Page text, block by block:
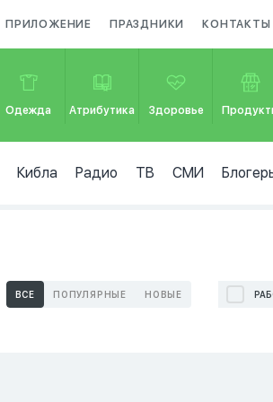
ПРИЛОЖЕНИЕ ПРАЗДНИКИ КОНТАКТЫ
Одежда Атрибутика Здоровье
Кибла Радио ТВ СМИ
ВСЕ ПОПУЛЯРНЫЕ НОВЫЕ